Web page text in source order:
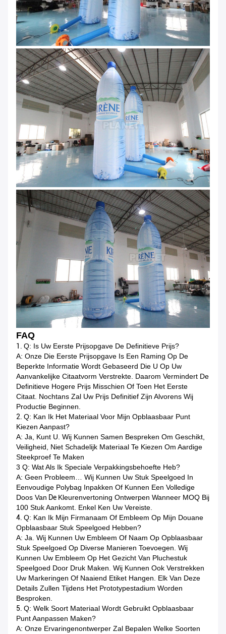
FAQ
1. Q: Is Uw Eerste Prijsopgave De Definitieve Prijs?
A: Onze Die Eerste Prijsopgave Is Een Raming Op De
Beperkte Informatie Wordt Gebaseerd Die U Op Uw
Aanvankelijke Citaatvorm Verstrekte. Daarom Vermindert De
Definitieve Hogere Prijs Misschien Of Toen Het Eerste
Citaat. Nochtans Zal Uw Prijs Definitief Zijn Alvorens Wij
Productie Beginnen.
2. Q: Kan Ik Het Materiaal Voor Mijn Opblaasbaar Punt
Kiezen Aanpast?
A: Ja, Kunt U. Wij Kunnen Samen Bespreken Om Geschikt,
Veiligheid, Niet Schadelijk Materiaal Te Kiezen Om Aardige
Steekproef Te Maken
3 Q: Wat Als Ik Speciale Verpakkingsbehoefte Heb?
A: Geen Probleem… Wij Kunnen Uw Stuk Speelgoed In
Eenvoudige Polybag Inpakken Of Kunnen Een Volledige
Doos Van De Kleurenvertoning Ontwerpen Wanneer MOQ Bij
100 Stuk Aankomt. Enkel Ken Uw Vereiste.
4. Q: Kan Ik Mijn Firmanaam Of Embleem Op Mijn Douane
Opblaasbaar Stuk Speelgoed Hebben?
A: Ja. Wij Kunnen Uw Embleem Of Naam Op Opblaasbaar
Stuk Speelgoed Op Diverse Manieren Toevoegen. Wij
Kunnen Uw Embleem Op Het Gezicht Van Pluchestuk
Speelgoed Door Druk Maken. Wij Kunnen Ook Verstrekken
Uw Markeringen Of Naaiend Etiket Hangen. Elk Van Deze
Details Zullen Tijdens Het Prototypestadium Worden
Besproken.
5. Q: Welk Soort Materiaal Wordt Gebruikt Opblaasbaar
Punt Aanpassen Maken?
A: Onze Ervaringenontwerper Zal Bepalen Welke Soorten